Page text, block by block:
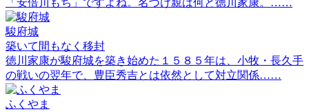
駿府城
築いて間もなく移封
徳川家康が駿府城を築き始めた１５８５年は、小牧・長久手
の戦いの翌年で、豊臣秀吉とは依然として対立関係……
ふくやま